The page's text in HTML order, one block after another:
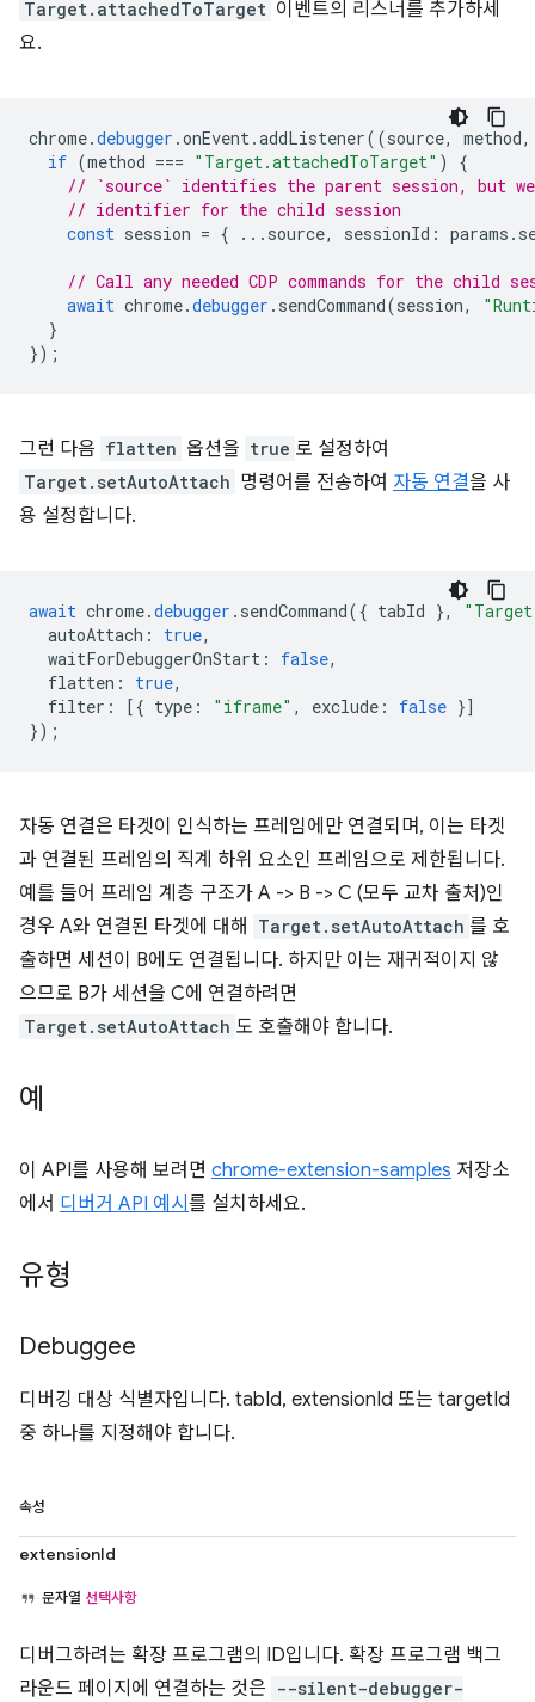
Target.attachedToTarget 이벤트의 리스너를 추가하세
요.
chrome.debugger .onEvent.addListener((source, method,
if (method === "Target.attachedToTarget" )
{
// `source` identifies the parent session, but we
// identifier for the child session
const session = { ... source, sessionId : params .
// Call any needed CDP commands for the child
await chrome.debugger . sendCommand(session,
}
});
그런 다음 flatten 옵션을 true 로 설정하여
Target.setAutoAttach 명령어를 전송하여 자동 연결을 사
용 설정합니다.
await chrome.debugger . sendCommand({ tabId },
autoAttach : true,
waitForDebuggerOnStart : false,
flatten : true,
filter : [{ type : "iframe" , exclude : false }]
});
자동 연결은 타겟이 인식하는 프레임에만 연결되며, 이는 타겟
과 연결된 프레임의 직계 하위 요소인 프레임으로 제한됩니다.
예를 들어 프레임 계층 구조가 A -> B -> C (모두 교차 출처)인
경우 A와 연결된 타겟에 대해
Target.setAutoAttach 를 호
출하면 세션이 B에도 연결됩니다. 하지만 이는 재귀적이지 않
으므로 B가 세션을 C에 연결하려면
Target.setAutoAttach 도 호출해야 합니다.
예
이 API를 사용해 보려면 chrome-extension-samples 저장소
에서 디버거 API 예시 를 설치하세요.
유형
Debuggee
디버깅 대상 식별자입니다. tabId, extensionId 또는 targetId
중 하나를 지정해야 합니다.
속성
extensionId
문자열 선택사항
디버그하려는 확장 프로그램의 ID입니다. 확장 프로그램 백그
라운드 페이지에 연결하는 것은 --silent-debugger-